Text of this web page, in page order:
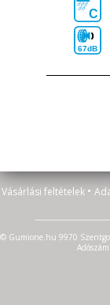
C
67dB
Vásárlási feltételek •
© Gumione.hu 9970